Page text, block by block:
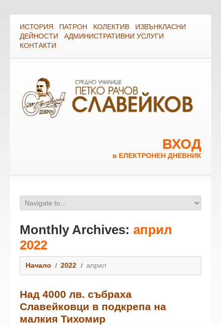
ИСТОРИЯ ПАТРОН КОЛЕКТИВ
ИЗВЪНКЛАСНИ
ДЕЙНОСТИ
АДМИНИСТРАТИВНИ УСЛУГИ
КОНТАКТИ
ВХОД
в ЕЛЕКТРОНЕН ДНЕВНИК
Monthly Archives: април
2022
Начало 2022 април
Над 4000 лв. събраха
Славейковци в подкрепа на
малкия Тихомир